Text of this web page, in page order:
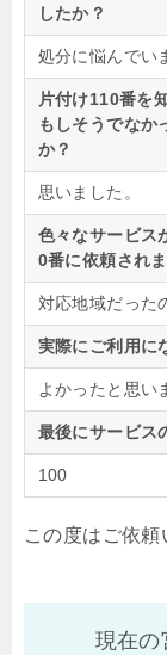
したか？
処分に悩んでい
片付け110番を
もしそうでなか
か？
思いました。
色々なサービス
0番に依頼され
対応地域だった
実際にご利用に
よかったと思い
最後にサービス
100
この度はご依頼
現在の